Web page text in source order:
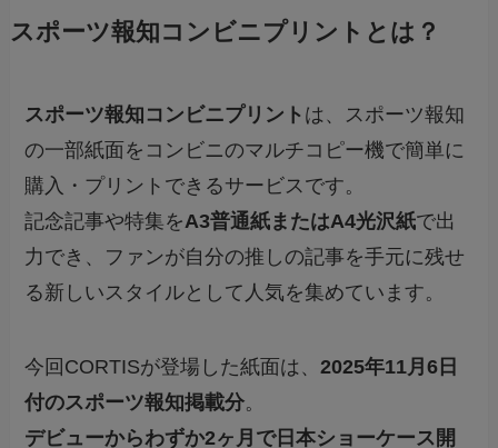
スポーツ報知コンビニプリントとは？
スポーツ報知コンビニプリント は、スポーツ報知
の一部紙面をコンビニのマルチコピー機で簡単に
購入・プリントできるサービスです。
記念記事や特集をA3普通紙またはA4光沢紙で出
力でき、ファンが自分の推しの記事を手元に残せ
る新しいスタイルとして人気を集めています。
今回CORTISが登場した紙面は、2025年11月6日
付のスポーツ報知掲載分。
デビューからわずか2ヶ月で日本ショーケース開